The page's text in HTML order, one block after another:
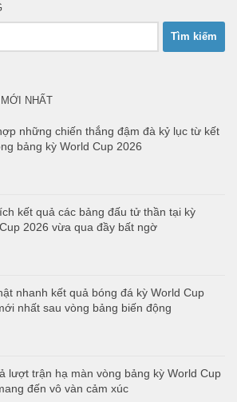
NHẤT
những chiến thắng đậm đà kỷ lục từ kết
bảng kỳ World Cup 2026
kết quả các bảng đấu tử thần tại kỳ
2026 vừa qua đầy bất ngờ
nhanh kết quả bóng đá kỳ World Cup
nhất sau vòng bảng biến động
lượt trận hạ màn vòng bảng kỳ World Cup
đến vô vàn cảm xúc